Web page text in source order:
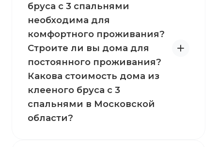
бруса с 3 спальнями
необходима для
комфортного проживания?
Строите ли вы дома для
постоянного проживания?
Какова стоимость дома из
клееного бруса с 3
спальнями в Московской
области?